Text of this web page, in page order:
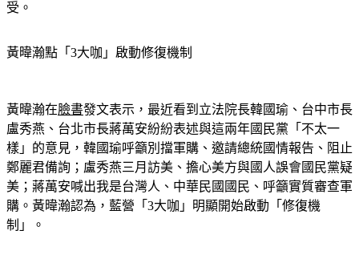
受。
黃暐瀚點「3大咖」啟動修復機制
黃暐瀚在臉書發文表示，最近看到立法院長韓國瑜、台中市長
盧秀燕、台北市長蔣萬安紛紛表述與這兩年國民黨「不太一
樣」的意見，韓國瑜呼籲別擋軍購、邀請總統國情報告、阻止
鄭麗君備詢；盧秀燕三月訪美、擔心美方與國人誤會國民黨疑
美；蔣萬安喊出我是台灣人、中華民國國民、呼籲實質審查軍
購。黃暐瀚認為，藍營「3大咖」明顯開始啟動「修復機
制」。